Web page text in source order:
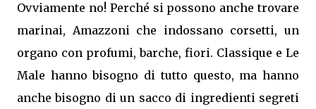
Ovviamente no! Perché si possono anche trovare
marinai, Amazzoni che indossano corsetti, un
organo con profumi, barche, fiori. Classique e Le
Male hanno bisogno di tutto questo, ma hanno
anche bisogno di un sacco di ingredienti segreti